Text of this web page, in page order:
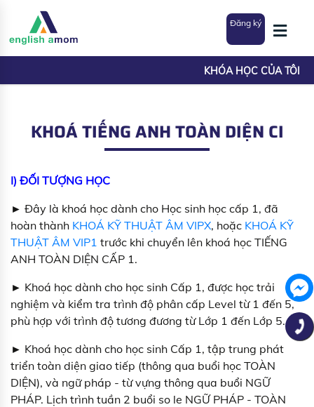
Đăng ký
KHÓA HỌC CỦA TÔI
KHOÁ TIẾNG ANH TOÀN DIỆN CI
I) ĐỐI TƯỢNG HỌC
► Đây là khoá học dành cho Học sinh học cấp 1, đã
hoàn thành KHOÁ KỸ THUẬT ÂM VIPX, hoặc KHOÁ KỸ
THUẬT ÂM VIP1 trước khi chuyển lên khoá học TIẾNG
ANH TOÀN DIỆN CẤP 1.
► Khoá học dành cho học sinh Cấp 1, được học trải
nghiệm và kiểm tra trình độ phân cấp Level từ 1 đến 5,
phù hợp với trình độ tương đương từ Lớp 1 đến Lớp 5.
► Khoá học dành cho học sinh Cấp 1, tập trung phát
triển toàn diện giao tiếp (thông qua buổi học TOÀN
DIỆN), và ngữ pháp - từ vựng thông qua buổi NGỮ
PHÁP. Lịch trình tuần 2 buổi so le NGỮ PHÁP - TOÀN